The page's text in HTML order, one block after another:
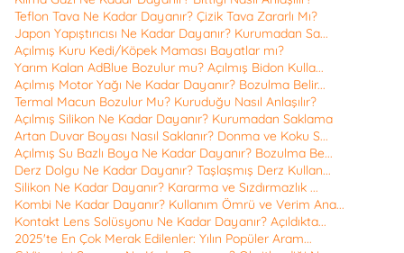
Teflon Tava Ne Kadar Dayanır? Çizik Tava Zararlı Mı?
Japon Yapıştırıcısı Ne Kadar Dayanır? Kurumadan Sa...
Açılmış Kuru Kedi/Köpek Maması Bayatlar mı?
Yarım Kalan AdBlue Bozulur mu? Açılmış Bidon Kulla...
Açılmış Motor Yağı Ne Kadar Dayanır? Bozulma Belir...
Termal Macun Bozulur Mu? Kuruduğu Nasıl Anlaşılır?
Açılmış Silikon Ne Kadar Dayanır? Kurumadan Saklama
Artan Duvar Boyası Nasıl Saklanır? Donma ve Koku S...
Açılmış Su Bazlı Boya Ne Kadar Dayanır? Bozulma Be...
Derz Dolgu Ne Kadar Dayanır? Taşlaşmış Derz Kullan...
Silikon Ne Kadar Dayanır? Kararma ve Sızdırmazlık ...
Kombi Ne Kadar Dayanır? Kullanım Ömrü ve Verim Ana...
Kontakt Lens Solüsyonu Ne Kadar Dayanır? Açıldıkta...
2025'te En Çok Merak Edilenler: Yılın Popüler Aram...